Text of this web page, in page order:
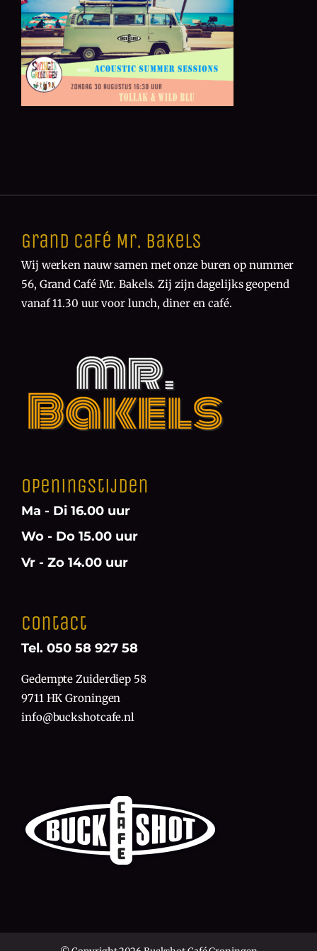
Grand Café Mr. Bakels
Wij werken nauw samen met onze buren op nummer
56, Grand Café Mr. Bakels. Zij zijn dagelijks geopend
vanaf 11.30 uur voor lunch, diner en café.
Openingstijden
Ma - Di 16.00 uur
Wo - Do 15.00 uur
Vr - Zo 14.00 uur
Contact
Tel. 050 58 927 58
Gedempte Zuiderdiep 58
9711 HK Groningen
info@buckshotcafe.nl